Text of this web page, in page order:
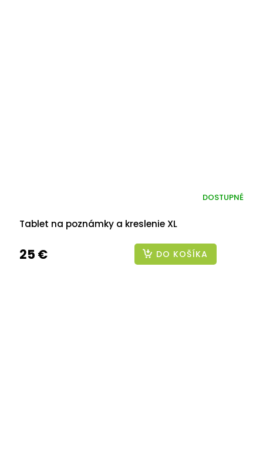
Tablet na poznámky a kreslenie XL
DOSTUPNÉ
25 € DO KOŠÍKA